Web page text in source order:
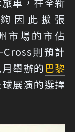
因此擴張
市場的市佔
則預計
舉辦的巴黎
展演的選擇